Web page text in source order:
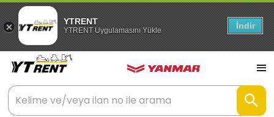
YTRENT
YTRENT Uygulamasını Yükle İndir